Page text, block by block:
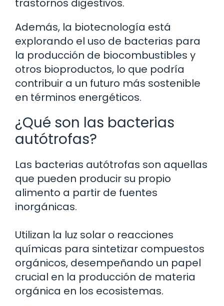
trastornos digestivos.
Además, la biotecnología está
explorando el uso de bacterias para
la producción de biocombustibles y
otros bioproductos, lo que podría
contribuir a un futuro más sostenible
en términos energéticos.
¿Qué son las bacterias
autótrofas?
Las bacterias autótrofas son aquellas
que pueden producir su propio
alimento a partir de fuentes
inorgánicas.
Utilizan la luz solar o reacciones
químicas para sintetizar compuestos
orgánicos, desempeñando un papel
crucial en la producción de materia
orgánica en los ecosistemas.